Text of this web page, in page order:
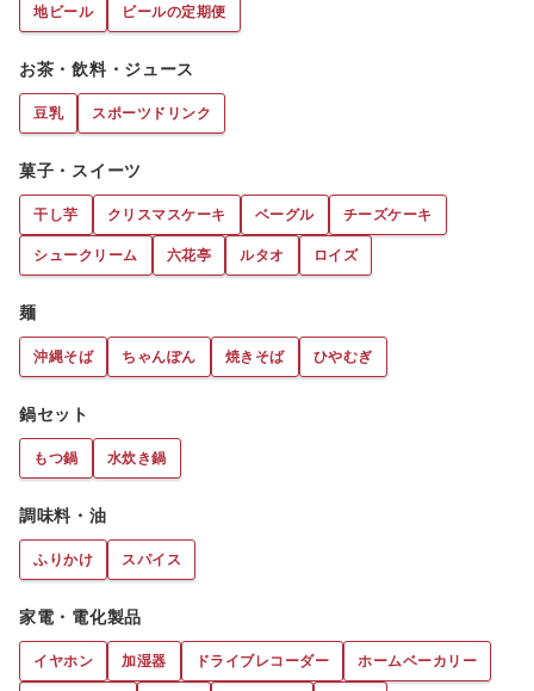
地ビール
ビールの定期便
お茶・飲料・ジュース
豆乳 スポーツドリンク
菓子・スイーツ
干し芋 クリスマスケーキ ベーグル
チーズケーキ
シュークリーム
六花亭 ルタオ ロイズ
麺
沖縄そば ちゃんぽん 焼きそば ひやむぎ
鍋セット
もつ鍋 水炊き鍋
調味料・油
ふりかけ スパイス
家電・電化製品
イヤホン 加湿器 ドライブレコーダー ホームベーカリー